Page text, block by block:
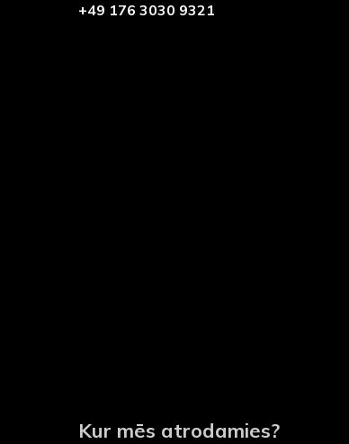
+49 176 3030 9321
Kur mēs atrodamies?